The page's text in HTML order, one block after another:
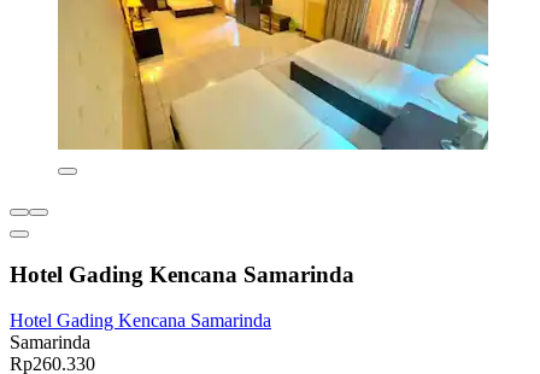
Hotel Gading Kencana Samarinda
Hotel Gading Kencana Samarinda
Samarinda
Rp260.330